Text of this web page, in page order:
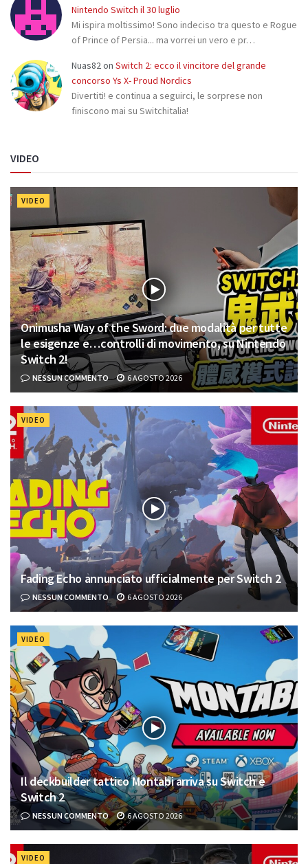
Nintendo Switch il 30 luglio
Mi ispira moltissimo! Sono indeciso tra questo e Rogue
of Prince of Persia... ma vorrei un vero e pr…
Nuas82on Switch 2: ecco il vincitore del grande
concorso Ys X- Proud Nordics
Divertiti! e continua a seguirci, le sorprese non
finiscono mai su Switchitalia!
VIDEO
VIDEO
Onimusha Way of the Sword: due modalità per tutte
le esigenze e…controlli di movimento, su Nintendo
Switch 2!
NESSUN COMMENTO 6 AGOSTO 2026
VIDEO
Fading Echo annunciato ufficialmente per Switch 2
NESSUN COMMENTO 6 AGOSTO 2026
VIDEO
Il deckbuilder tattico Montabi arriva su Switch e
Switch 2
NESSUN COMMENTO 6 AGOSTO 2026
VIDEO